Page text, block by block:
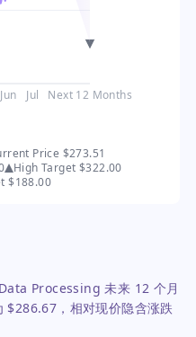
Jun Jul Next 12 Months
Price $273.51
High Target $322.00
$188.00
Processing 未来 12 个月
$286.67，相对现价隐含涨跌